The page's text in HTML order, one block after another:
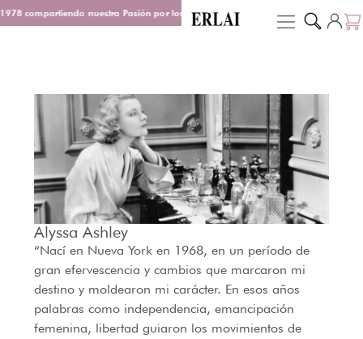
compartiendo nuestra Pasión por los Perfumes Entrega en 48/72 h
Alyssa Ashley
“Nací en Nueva York en 1968, en un período de
gran efervescencia y cambios que marcaron mi
destino y moldearon mi carácter. En esos años
palabras como independencia, emancipación
femenina, libertad guiaron los movimientos de